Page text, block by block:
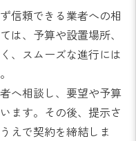
信頼できる業者への相
は、予算や設置場所、
、スムーズな進行には
へ相談し、要望や予算
ます。その後、提示さ
えで契約を締結しま